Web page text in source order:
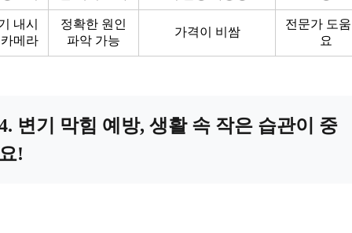
내시
메라
정확한 원인
파악 가능
가격이 비쌈
전문가 도
요
변기 막힘 예방, 생활 속 작은 습관이 중
!